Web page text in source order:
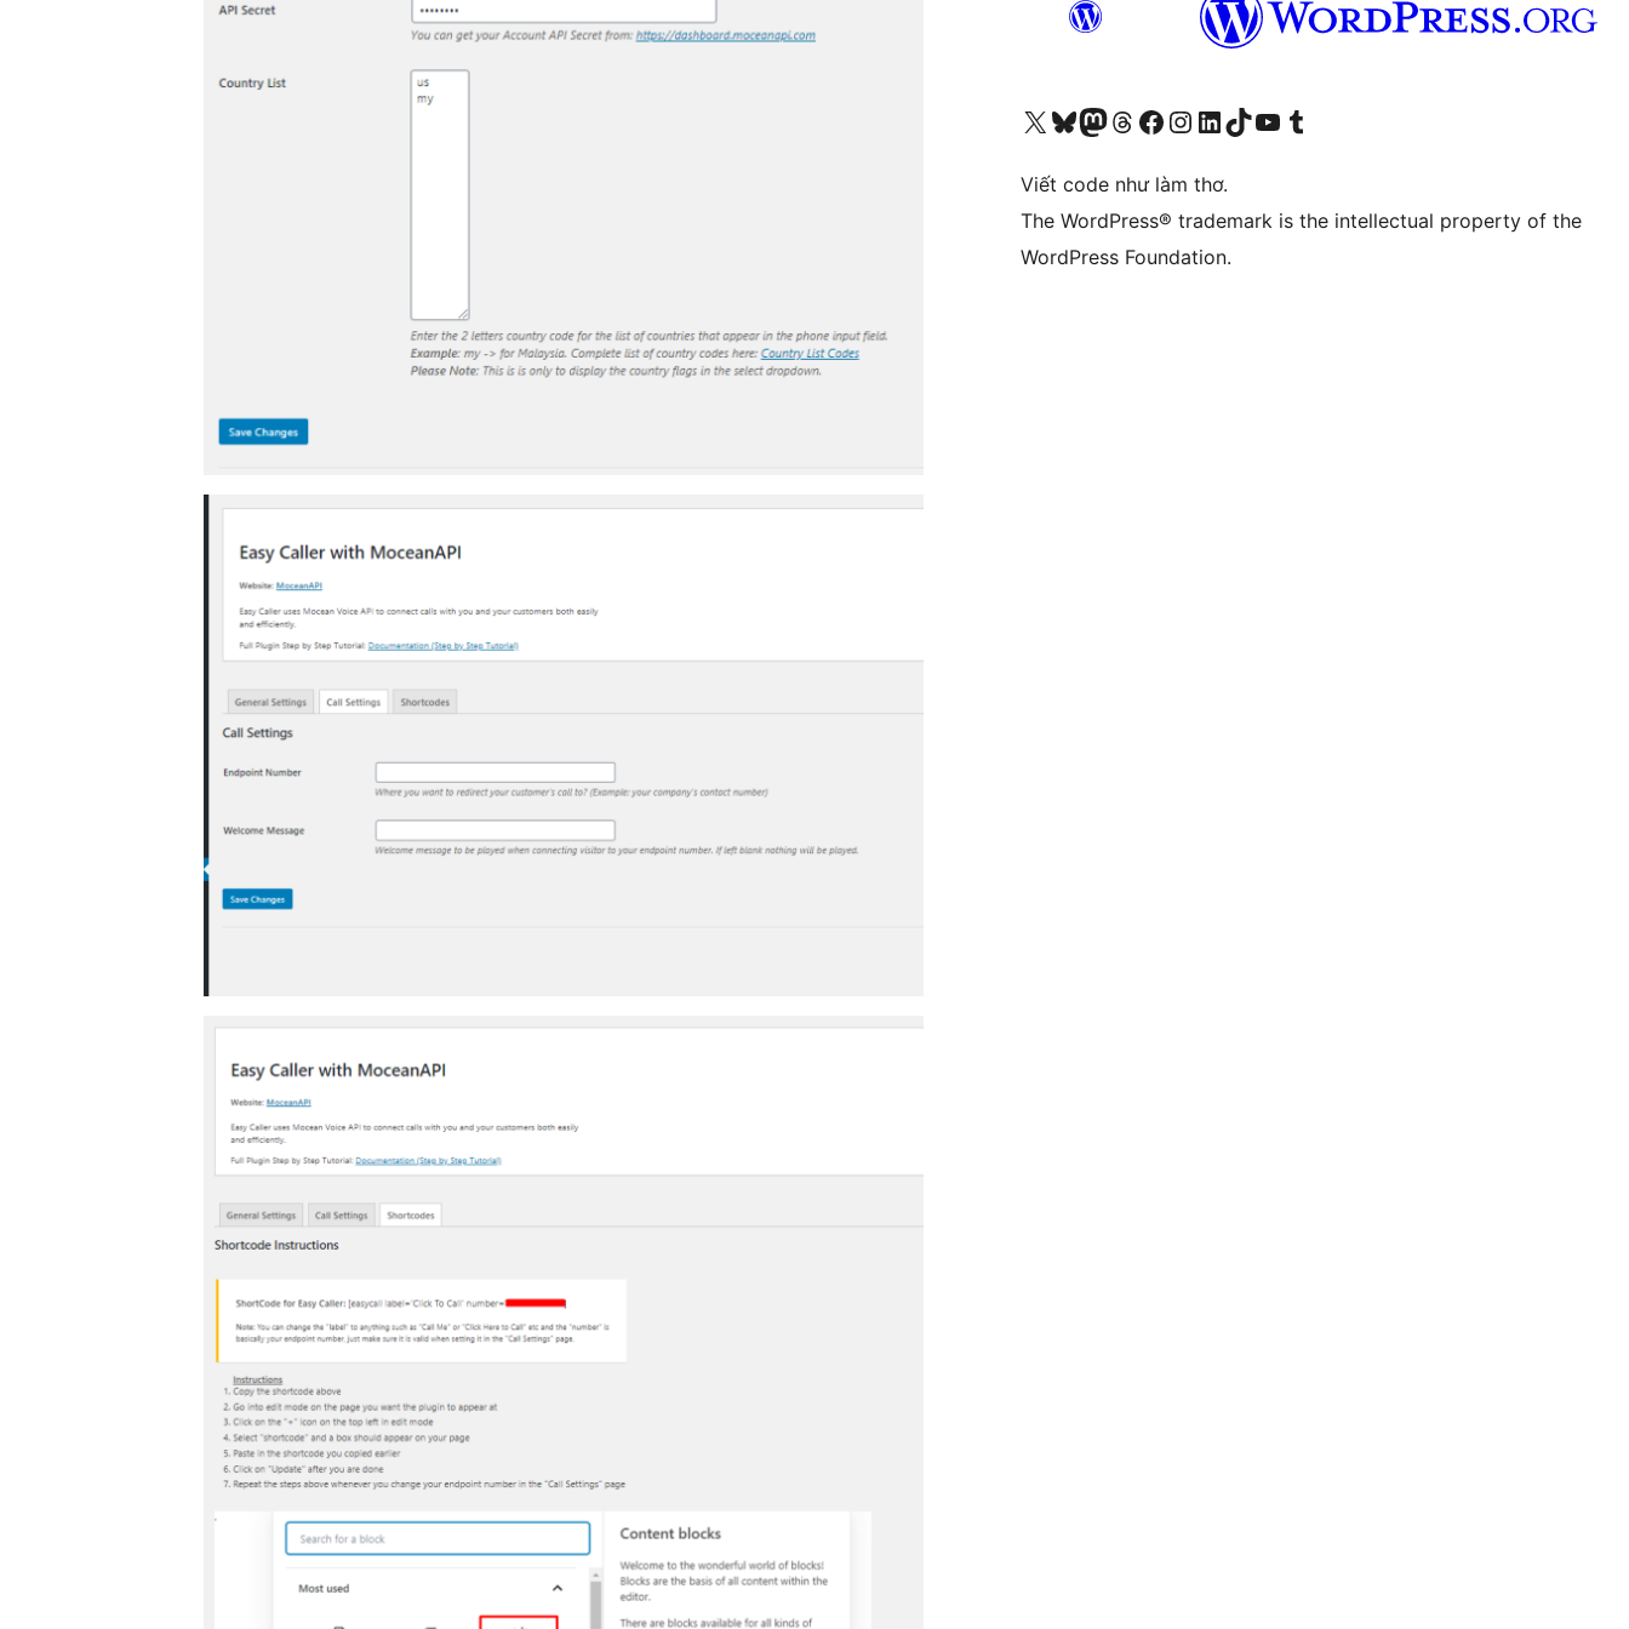
Truy cập tài khoản X (trước đây là Twitter) của chúng tôiVisit our Bluesky account
Visit our Mastodon account
Visit our Threads account
Xem trang Facebook của chúng tôiTruy cập tài khoản Instagram của chúng tôiTruy cập tài khoản LinkedIn của chúng tôiVisit our TikTok account
Truy cập kênh YouTube của chúng tôi Visit our Tumblr account
Viết code như làm thơ.
The WordPress® trademark is the intellectual property of the
WordPress Foundation.